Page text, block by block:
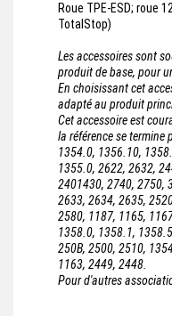
Roue TPE-ESD; roue
TotalStop)
Les accessoires sont
produit de base, pour
En choisissant cet
adapté au produit
Cet accessoire est
la référence se termine
1354.0, 1356.10,
1355.0, 2622, 2632,
2401430, 2740, 2750,
2633, 2634, 2635,
2580, 1187, 1165,
1358.0, 1358.1,
250B, 2500, 2510,
1163, 2449, 2448.
Pour d'autres